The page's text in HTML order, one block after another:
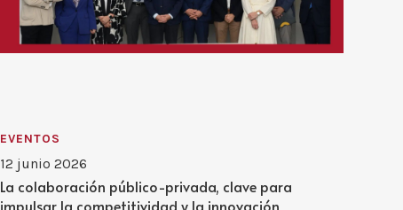
EVENTOS
12 junio 2026
La colaboración público-privada, clave para
impulsar la competitividad y la innovación